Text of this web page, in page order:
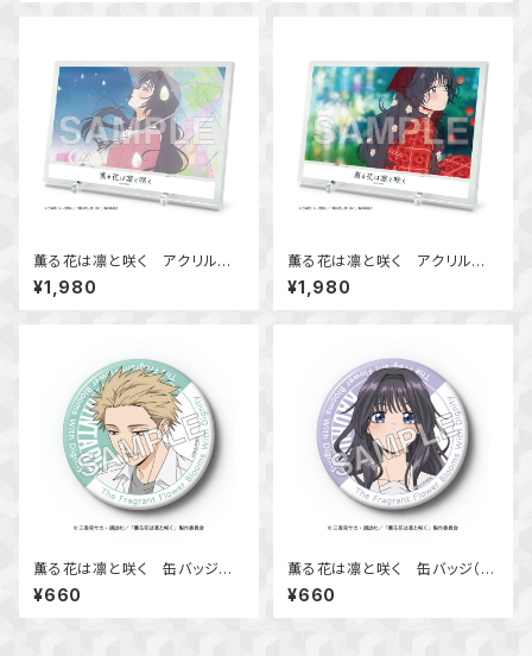
薫る花は凛と咲く アクリルビ
ジュアルボード Ver.C
¥1,980
薫る花は凛と咲く アクリルビ
ジュアルボード Ver.D
¥1,980
薫る花は凛と咲く 缶バッジ
（紬 凛太郎）
¥660
薫る花は凛と咲く 缶バッジ（和
栗 薫子）
¥660